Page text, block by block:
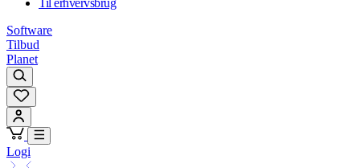
Til erhvervsbrug
Software
Tilbud
Planet
Logi